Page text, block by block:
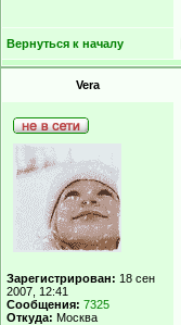
Вернуться к началу
Vera
Зарегистрирован: 18 сен
2007, 12:41
Сообщения: 7325
Откуда: Москва